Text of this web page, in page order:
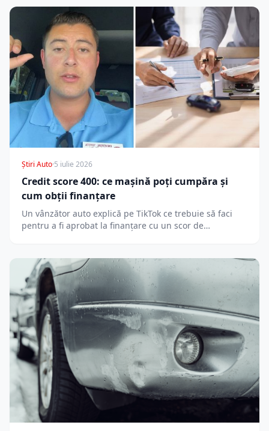
Știri Auto·5 iulie 2026
Credit score 400: ce mașină poți cumpăra și
cum obții finanțare
Un vânzător auto explică pe TikTok ce trebuie să faci
pentru a fi aprobat la finanțare cu un scor de…